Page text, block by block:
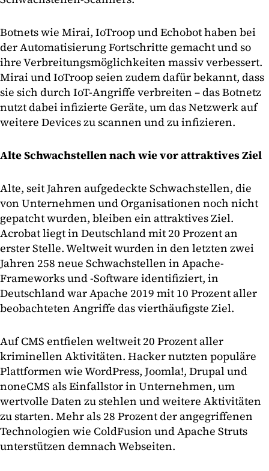
Botnets wie Mirai, IoTroop und Echobot haben bei
der Automatisierung Fortschritte gemacht und so
ihre Verbreitungsmöglichkeiten massiv verbessert.
Mirai und IoTroop seien zudem dafür bekannt, dass
sie sich durch IoT-Angriffe verbreiten – das Botnetz
nutzt dabei infizierte Geräte, um das Netzwerk auf
weitere Devices zu scannen und zu infizieren.
Alte Schwachstellen nach wie vor attraktives Ziel
Alte, seit Jahren aufgedeckte Schwachstellen, die
von Unternehmen und Organisationen noch nicht
gepatcht wurden, bleiben ein attraktives Ziel.
Acrobat liegt in Deutschland mit 20 Prozent an
erster Stelle. Weltweit wurden in den letzten zwei
Jahren 258 neue Schwachstellen in Apache-
Frameworks und -Software identifiziert, in
Deutschland war Apache 2019 mit 10 Prozent aller
beobachteten Angriffe das vierthäufigste Ziel.
Auf CMS entfielen weltweit 20 Prozent aller
kriminellen Aktivitäten. Hacker nutzten populäre
Plattformen wie WordPress, Joomla!, Drupal und
noneCMS als Einfallstor in Unternehmen, um
wertvolle Daten zu stehlen und weitere Aktivitäten
zu starten. Mehr als 28 Prozent der angegriffenen
Technologien wie ColdFusion und Apache Struts
unterstützen demnach Webseiten.